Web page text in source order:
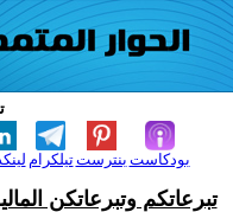
تيلكرامبنترست بودكاست
تبرعاتكم وتبرعاتكن